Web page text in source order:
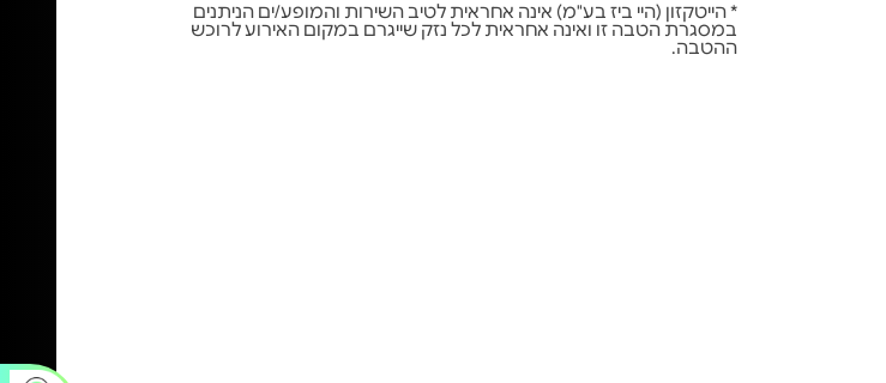
* הייטקזון (היי ביז בע"מ) אינה אחראית לטיב השירות והמופע/ים הניתנים
במסגרת הטבה זו ואינה אחראית לכל נזק שייגרם במקום האירוע לרוכש
ההטבה.